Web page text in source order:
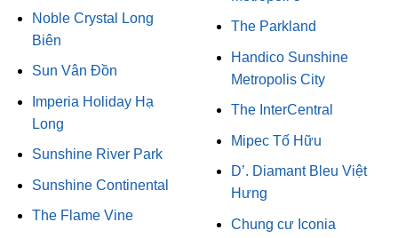
Noble Crystal Long
Biên
Sun Vân Đồn
Imperia Holiday Hạ
Long
Sunshine River Park
Sunshine Continental
The Flame Vine
The Parkland
Handico Sunshine
Metropolis City
The InterCentral
Mipec Tố Hữu
D’. Diamant Bleu Việt
Hưng
Chung cư Iconia